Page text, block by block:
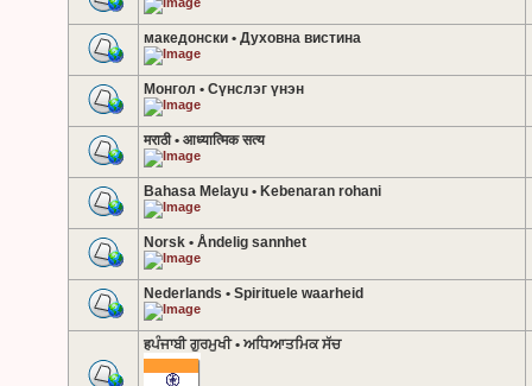
македонски • Духовна вистина
Монгол • Сүнслэг үнэн
मराठी • आध्यात्मिक सत्य
Bahasa Melayu • Kebenaran rohani
Norsk • Åndelig sannhet
Nederlands • Spirituele waarheid
हਪੰਜਾਬੀ ਗੁਰਮੁਖੀ • ਅਧਿਆਤਮਿਕ ਸੱਚ